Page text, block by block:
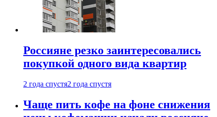
Россияне резко заинтересовались
покупкой одного вида квартир
2 года спустя2 года спустя
Чаще пить кофе на фоне снижения